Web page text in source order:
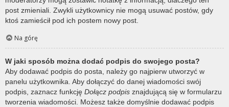
post zmieniali. Zwykli użytkownicy nie mogą usuwać postów, gdy
ktoś zamieścił pod ich postem nowy post.
Na górę
W jaki sposób można dodać podpis do swojego posta?
Aby dodawać podpis do posta, należy go najpierw utworzyć w
panelu użytkownika. Aby dołączyć do danej wiadomości swój
podpis, zaznacz funkcję Dołącz podpis znajdującą się w formularzu
tworzenia wiadomości. Możesz także domyślnie dodawać podpis